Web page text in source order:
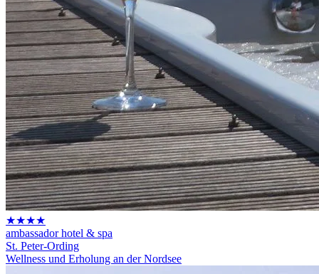
★★★★
ambassador hotel & spa
St. Peter-Ording
Wellness und Erholung an der Nordsee